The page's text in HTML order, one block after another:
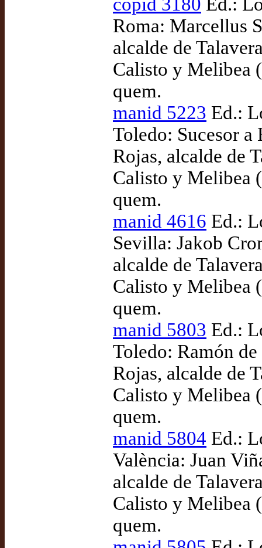
Roma: Marcellus
alcalde de
Calisto y Melibea
quem.
manid 5223 Ed.:
Toledo: Sucesor a
Rojas, alcalde de
Calisto y Melibea
quem.
manid 4616 Ed.:
Sevilla: Jakob
alcalde de
Calisto y Melibea
quem.
manid 5803 Ed.:
Toledo: Ramón
Rojas, alcalde de
Calisto y Melibea
quem.
manid 5804 Ed.:
València: Juan
alcalde de
Calisto y Melibea
quem.